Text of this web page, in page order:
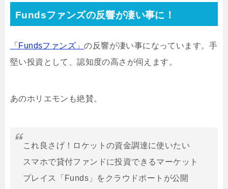
Fundsファンズの反響が凄い事に！
「Fundsファンズ」の反響が凄い事になっています。手
堅い投資として、認知度の高さが伺えます。
あのホリエモンも絶賛。
これ良さげ！ロケットの資金調達に使いたい
スマホで貸付ファンドに投資できるマーケット
プレイス「Funds」をクラウドポートが公開